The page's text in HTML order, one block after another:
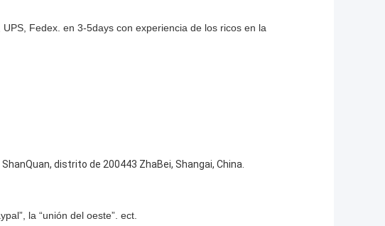
Fedex. en 3-5days con experiencia de los ricos en la
distrito de 200443 ZhaBei, Shangai, China.
la “unión del oeste”. ect.